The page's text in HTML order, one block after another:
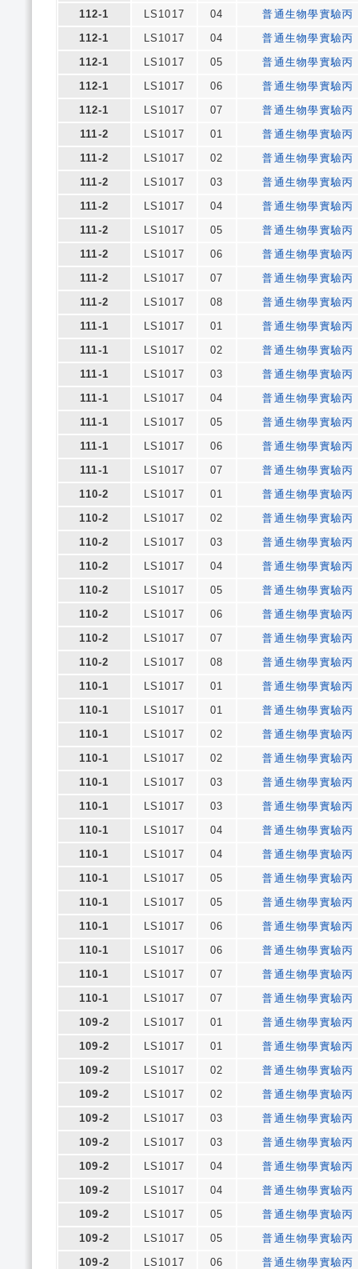
112-1
LS1017 04
普通生物學實驗丙
112-1
LS1017 04
普通生物學實驗丙
112-1
LS1017 05
普通生物學實驗丙
112-1
LS1017 06
普通生物學實驗丙
112-1
LS1017 07
普通生物學實驗丙
111-2
LS1017 01
普通生物學實驗丙
111-2
LS1017 02
普通生物學實驗丙
111-2
LS1017 03
普通生物學實驗丙
111-2
LS1017 04
普通生物學實驗丙
111-2
LS1017 05
普通生物學實驗丙
111-2
LS1017 06
普通生物學實驗丙
111-2
LS1017 07
普通生物學實驗丙
111-2
LS1017 08
普通生物學實驗丙
111-1
LS1017 01
普通生物學實驗丙
111-1
LS1017 02
普通生物學實驗丙
111-1
LS1017 03
普通生物學實驗丙
111-1
LS1017 04
普通生物學實驗丙
111-1
LS1017 05
普通生物學實驗丙
111-1
LS1017 06
普通生物學實驗丙
111-1
LS1017 07
普通生物學實驗丙
110-2
LS1017 01
普通生物學實驗丙
110-2
LS1017 02
普通生物學實驗丙
110-2
LS1017 03
普通生物學實驗丙
110-2
LS1017 04
普通生物學實驗丙
110-2
LS1017 05
普通生物學實驗丙
110-2
LS1017 06
普通生物學實驗丙
110-2
LS1017 07
普通生物學實驗丙
110-2
LS1017 08
普通生物學實驗丙
110-1
LS1017 01
普通生物學實驗丙
110-1
LS1017 01
普通生物學實驗丙
110-1
LS1017 02
普通生物學實驗丙
110-1
LS1017 02
普通生物學實驗丙
110-1
LS1017 03
普通生物學實驗丙
110-1
LS1017 03
普通生物學實驗丙
110-1
LS1017 04
普通生物學實驗丙
110-1
LS1017 04
普通生物學實驗丙
110-1
LS1017 05
普通生物學實驗丙
110-1
LS1017 05
普通生物學實驗丙
110-1
LS1017 06
普通生物學實驗丙
110-1
LS1017 06
普通生物學實驗丙
110-1
LS1017 07
普通生物學實驗丙
110-1
LS1017 07
普通生物學實驗丙
109-2
LS1017 01
普通生物學實驗丙
109-2
LS1017 01
普通生物學實驗丙
109-2
LS1017 02
普通生物學實驗丙
109-2
LS1017 02
普通生物學實驗丙
109-2
LS1017 03
普通生物學實驗丙
109-2
LS1017 03
普通生物學實驗丙
109-2
LS1017 04
普通生物學實驗丙
109-2
LS1017 04
普通生物學實驗丙
109-2
LS1017 05
普通生物學實驗丙
109-2
LS1017 05
普通生物學實驗丙
109-2
LS1017 06
普通生物學實驗丙